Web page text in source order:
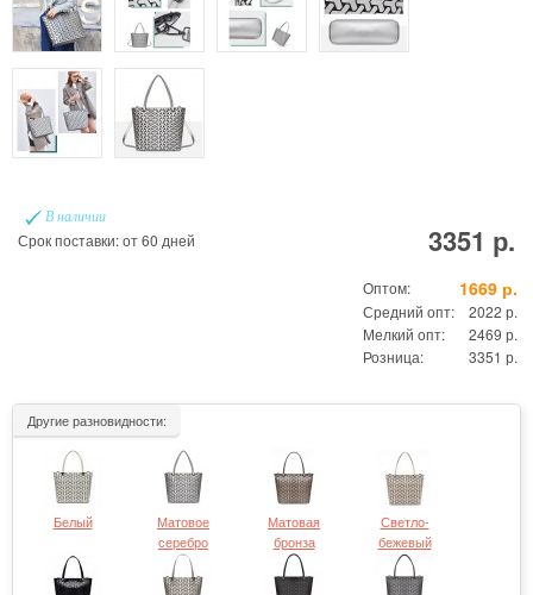
В наличии
Срок поставки: от 60 дней 3351 р.
Оптом: 1669 р.
Средний опт:
2022 р.
Мелкий опт:
2469 р.
Розница:
3351 р.
Другие разновидности:
Белый
Матовое
серебро
Матовая
бронза
Светло-
бежевый